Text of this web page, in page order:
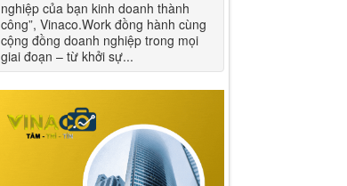
nghiệp của bạn kinh doanh thành
công”, Vinaco.Work đồng hành cùng
cộng đồng doanh nghiệp trong mọi
giai đoạn – từ khởi sự...